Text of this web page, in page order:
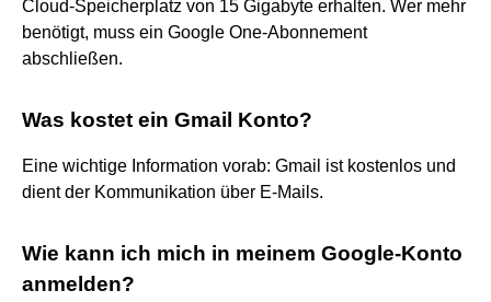
Cloud-Speicherplatz von 15 Gigabyte erhalten. Wer mehr
benötigt, muss ein Google One-Abonnement
abschließen.
Was kostet ein Gmail Konto?
Eine wichtige Information vorab: Gmail ist kostenlos und
dient der Kommunikation über E-Mails.
Wie kann ich mich in meinem Google-Konto
anmelden?